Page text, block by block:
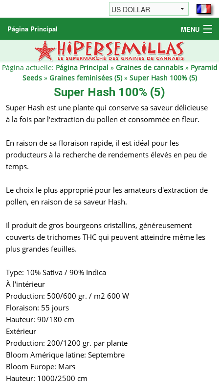
Página Principal MENU
Graines de cannabis
Autres produits
Página actuelle: Página Principal » Graines de cannabis» Pyramid
Seeds» Graines feminisées (5)» Super Hash 100% (5)
Super Hash 100% (5)
Super Hash est une plante qui conserve sa saveur délicieuse
à la fois par l'extraction du pollen et consommée en fleur.
En raison de sa floraison rapide, il est idéal pour les
producteurs à la recherche de rendements élevés en peu de
temps.
Le choix le plus approprié pour les amateurs d'extraction de
pollen, en raison de sa saveur Hash.
Il produit de gros bourgeons cristallins, généreusement
couverts de trichomes THC qui peuvent atteindre même les
plus grandes feuilles.
Type: 10% Sativa / 90% Indica
À l'intérieur
Production: 500/600 gr. / m2 600 W
Floraison: 55 jours
Hauteur: 90/180 cm
Extérieur
Production: 200/1200 gr. par plante
Bloom Amérique latine: Septembre
Bloom Europe: Mars
Hauteur: 1000/2500 cm